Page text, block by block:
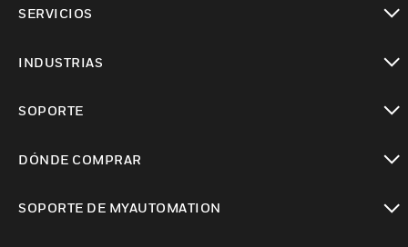
SERVICIOS
INDUSTRIAS
SOPORTE
DÓNDE COMPRAR
SOPORTE DE MYAUTOMATION